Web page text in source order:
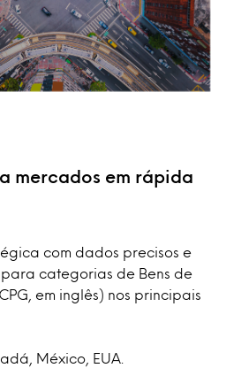
mercados em rápida
com dados precisos e
categorias de Bens de
em inglês) nos principais
México, EUA.